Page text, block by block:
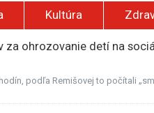
Kultúra
za ohrozovanie detí na
pôrodnej turistike
podľa Remišovej to počítali